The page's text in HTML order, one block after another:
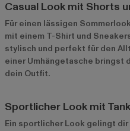
Casual Look mit Shorts
Für einen lässigen
mit einem T-Shirt und
stylisch und perfekt für den
einer Umhängetasche bringst
dein Outfit.
Sportlicher Look mit
Ein sportlicher Look gelingt